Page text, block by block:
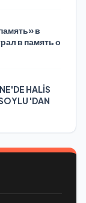
в
в память о
HALİS
'DAN